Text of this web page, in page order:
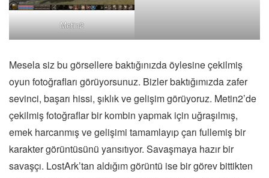
Metin2
Mesela siz bu görsellere baktığınızda öylesine çekilmiş
oyun fotoğrafları görüyorsunuz. Bizler baktığımızda zafer
sevinci, başarı hissi, şıklık ve gelişim görüyoruz. Metin2’de
çekilmiş fotoğraflar bir kombin yapmak için uğraşılmış,
emek harcanmış ve gelişimi tamamlayıp çarı fullemiş bir
karakter görüntüsünü yansıtıyor. Savaşmaya hazır bir
savaşçı. LostArk’tan aldığım görüntü ise bir görev bittikten